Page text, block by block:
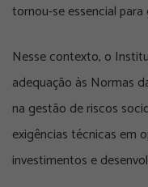
tornou-se essencial
Nesse contexto, o
adequação às Normas
na gestão de riscos
exigências técnicas em
investimentos e